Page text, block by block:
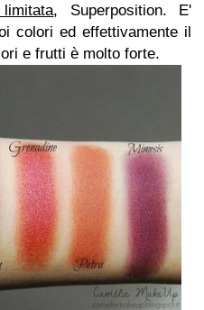
, Superposition. E'
colori ed effettivamente il
e frutti è molto forte.